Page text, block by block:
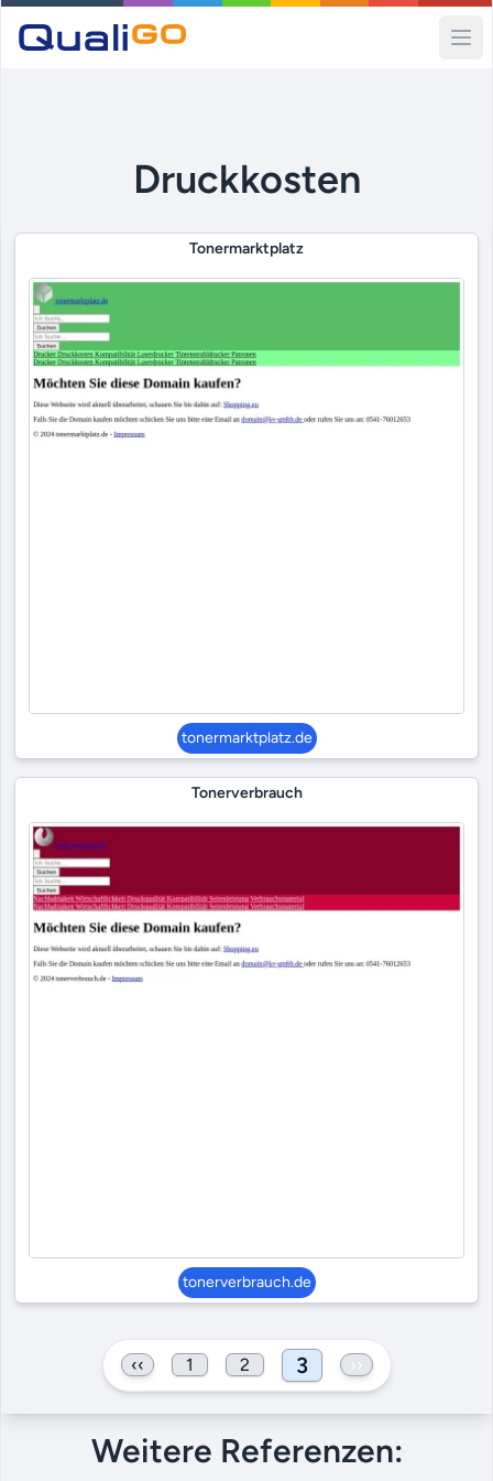
Druckkosten
Tonermarktplatz
tonermarktplatz.de
Tonerverbrauch
tonerverbrauch.de
‹‹ 1 2 3 ››
Weitere Referenzen: